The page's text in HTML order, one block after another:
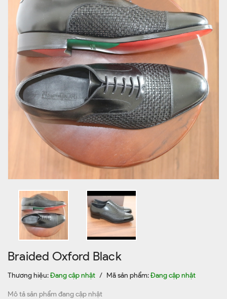
Braided Oxford Black
Thương hiệu:Đang cập nhật / Mã sản phẩm:Đang cập nhật
Mô tả sản phẩm đang cập nhật